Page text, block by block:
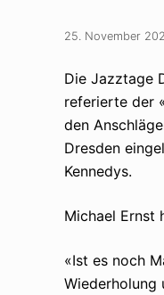
25. November
Die Jazztage
referierte der
den
Dresden
Kennedys.
Michael Ernst
«Ist es noch
Wiederholung